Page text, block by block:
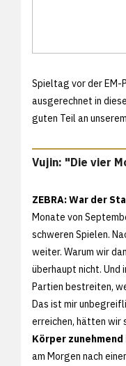
Spieltag vor der EM-
ausgerechnet in
guten Teil an
Vujin: "Die vier
ZEBRA: War der
Monate von
schweren Spielen.
weiter. Warum wir
überhaupt nicht. Und
Partien bestreiten,
Das ist mir
erreichen, hätten wir
Körper
am Morgen nach